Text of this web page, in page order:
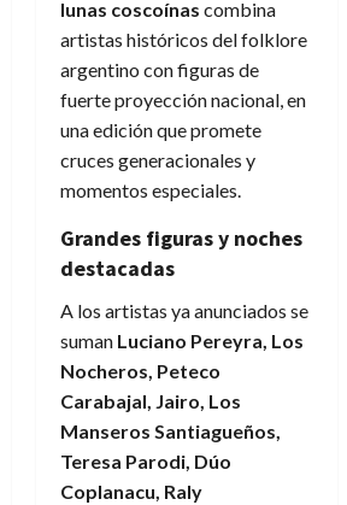
lunas coscoínas combina
artistas históricos del folklore
argentino con figuras de
fuerte proyección nacional, en
una edición que promete
cruces generacionales y
momentos especiales.
Grandes figuras y noches
destacadas
A los artistas ya anunciados se
suman Luciano Pereyra, Los
Nocheros, Peteco
Carabajal, Jairo, Los
Manseros Santiagueños,
Teresa Parodi, Dúo
Coplanacu, Raly